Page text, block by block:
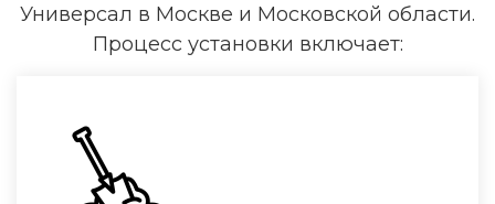
Универсал в Москве и Московской области.
Процесс установки включает: